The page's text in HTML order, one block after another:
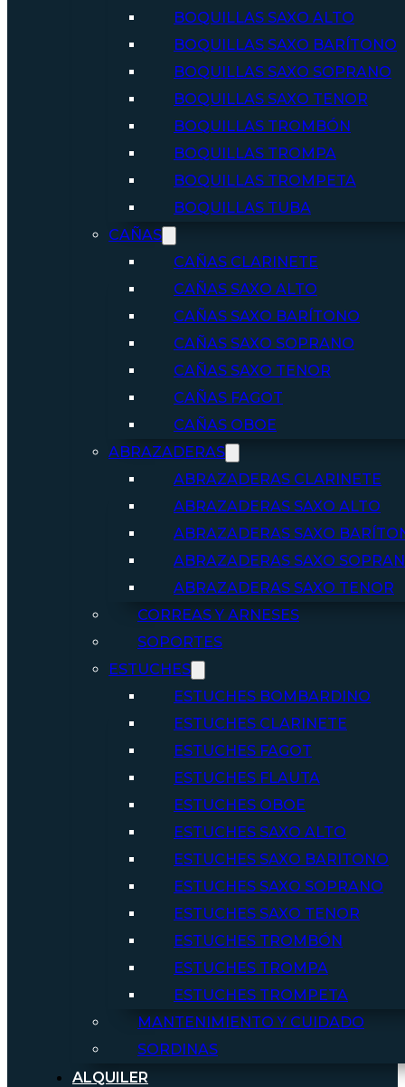
BOQUILLAS SAXO ALTO
BOQUILLAS SAXO BARÍTONO
BOQUILLAS SAXO SOPRANO
BOQUILLAS SAXO TENOR
BOQUILLAS TROMBÓN
BOQUILLAS TROMPA
BOQUILLAS TROMPETA
BOQUILLAS TUBA
CAÑAS
CAÑAS CLARINETE
CAÑAS SAXO ALTO
CAÑAS SAXO BARÍTONO
CAÑAS SAXO SOPRANO
CAÑAS SAXO TENOR
CAÑAS FAGOT
CAÑAS OBOE
ABRAZADERAS
ABRAZADERAS CLARINETE
ABRAZADERAS SAXO ALTO
ABRAZADERAS SAXO
ABRAZADERAS SAXO
ABRAZADERAS SAXO TENOR
CORREAS Y ARNESES
SOPORTES
ESTUCHES
ESTUCHES BOMBARDINO
ESTUCHES CLARINETE
ESTUCHES FAGOT
ESTUCHES FLAUTA
ESTUCHES OBOE
ESTUCHES SAXO ALTO
ESTUCHES SAXO BARITONO
ESTUCHES SAXO SOPRANO
ESTUCHES SAXO TENOR
ESTUCHES TROMBÓN
ESTUCHES TROMPA
ESTUCHES TROMPETA
MANTENIMIENTO Y CUIDADO
SORDINAS
ALQUILER